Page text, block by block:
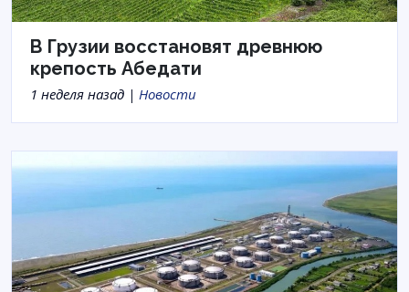
В Грузии восстановят древнюю
крепость Абедати
1 неделя назад | Новости